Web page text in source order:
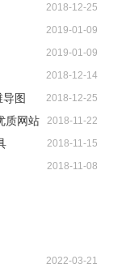
2018-12-25
2019-01-09
2019-01-09
2018-12-14
图 2018-12-25
质网站 2018-11-22
2018-11-15
2018-11-08
2022-03-21